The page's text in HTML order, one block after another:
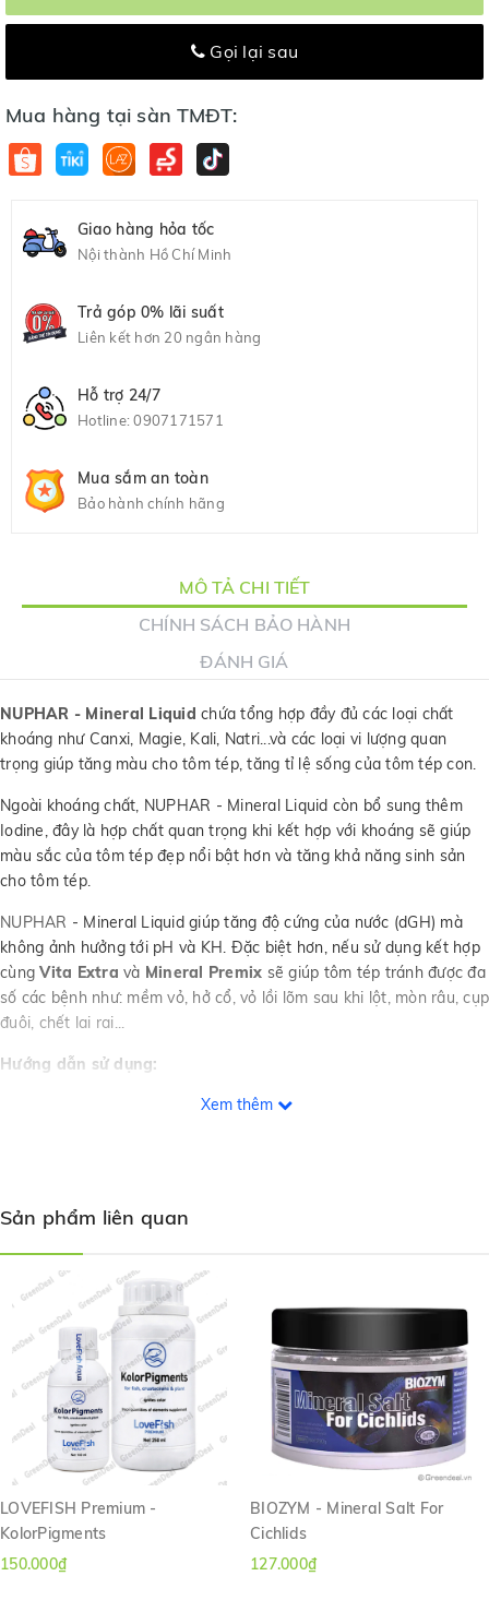
Gọi lại sau
Mua hàng tại sàn TMĐT:
Giao hàng hỏa tốc
Nội thành Hồ Chí Minh
Trả góp 0% lãi suất
Liên kết hơn 20 ngân hàng
Hỗ trợ 24/7
Hotline:0907171571
Mua sắm an toàn
Bảo hành chính hãng
MÔ TẢ CHI TIẾT
CHÍNH SÁCH BẢO HÀNH
ĐÁNH GIÁ
NUPHAR - Mineral Liquid chứa tổng hợp đầy đủ các loại chất
khoáng như Canxi, Magie, Kali, Natri...và các loại vi lượng quan
trọng giúp tăng màu cho tôm tép, tăng tỉ lệ sống của tôm tép con.
Ngoài khoáng chất, NUPHAR - Mineral Liquid còn bổ sung thêm
Iodine, đây là hợp chất quan trọng khi kết hợp với khoáng sẽ giúp
màu sắc của tôm tép đẹp nổi bật hơn và tăng khả năng sinh sản
cho tôm tép.
NUPHAR - Mineral Liquid giúp tăng độ cứng của nước (dGH) mà
không ảnh hưởng tới pH và KH. Đặc biệt hơn, nếu sử dụng kết hợp
cùngVita Extra và Mineral Premix sẽ giúp tôm tép tránh được đa
số các bệnh như: mềm vỏ, hở cổ, vỏ lồi lõm sau khi lột, mòn râu, cụp
đuôi, chết lai rai...
Hướng dẫn sử dụng:
Dùng 1 ml cho 15 lít nước mỗi tuần 2 lần.
Xem thêm
Sản phẩm liên quan
LOVEFISH Premium -
KolorPigments
150.000₫
BIOZYM - Mineral Salt For
Cichlids
127.000₫